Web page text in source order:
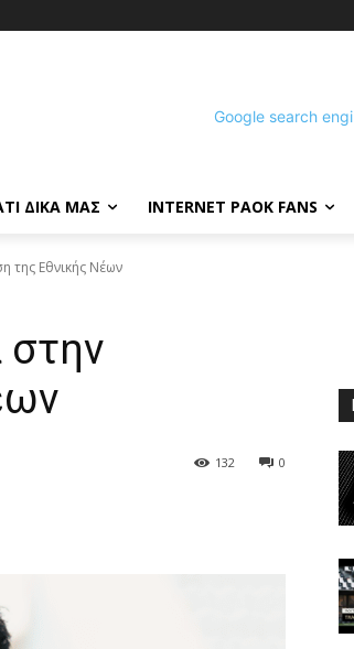
ΔΙΚΑ ΜΑΣ INTERNET PAOK FANS
της Εθνικής Νέων
0
132